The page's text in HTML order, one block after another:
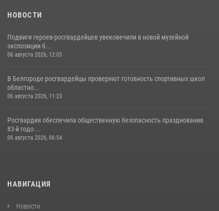
НОВОСТИ
Подвиги героев‑росгвардейцев увековечили в новой музейной
экспозиции б...
06 августа 2026, 12:05
В Белгороде росгвардейцы проверяют готовность спортивных школ
областно...
06 августа 2026, 11:23
Росгвардия обеспечила общественную безопасность празднования
83-й годо...
06 августа 2026, 06:54
НАВИГАЦИЯ
Новости